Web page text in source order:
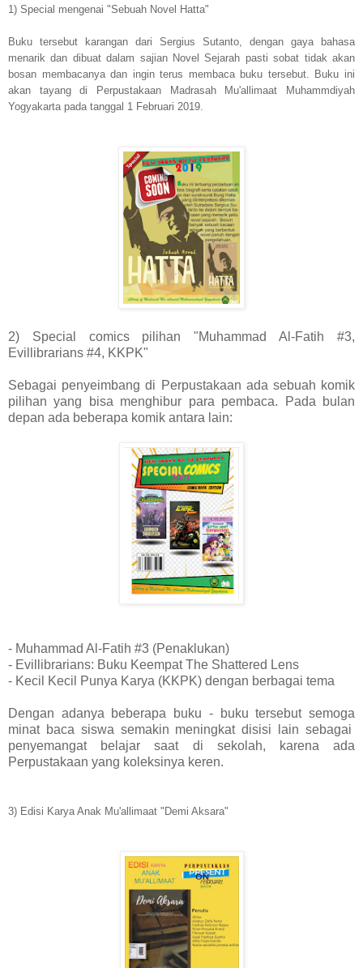
1) Special mengenai "Sebuah Novel Hatta"
Buku tersebut karangan dari Sergius Sutanto, dengan gaya bahasa
menarik dan dibuat dalam sajian Novel Sejarah pasti sobat tidak akan
bosan membacanya dan ingin terus membaca buku tersebut. Buku ini
akan tayang di Perpustakaan Madrasah Mu'allimaat Muhammdiyah
Yogyakarta pada tanggal 1 Februari 2019.
2) Special comics pilihan "Muhammad Al-Fatih #3,
Evillibrarians #4, KKPK"
Sebagai penyeimbang di Perpustakaan ada sebuah komik
pilihan yang bisa menghibur para pembaca. Pada bulan
depan ada beberapa komik antara lain:
- Muhammad Al-Fatih #3 (Penaklukan)
- Evillibrarians: Buku Keempat The Shattered Lens
- Kecil Kecil Punya Karya (KKPK) dengan berbagai tema
Dengan adanya beberapa buku - buku tersebut semoga
minat baca siswa semakin meningkat disisi lain sebagai
penyemangat belajar saat di sekolah, karena ada
Perpustakaan yang koleksinya keren.
3) Edisi Karya Anak Mu'allimaat "Demi Aksara"